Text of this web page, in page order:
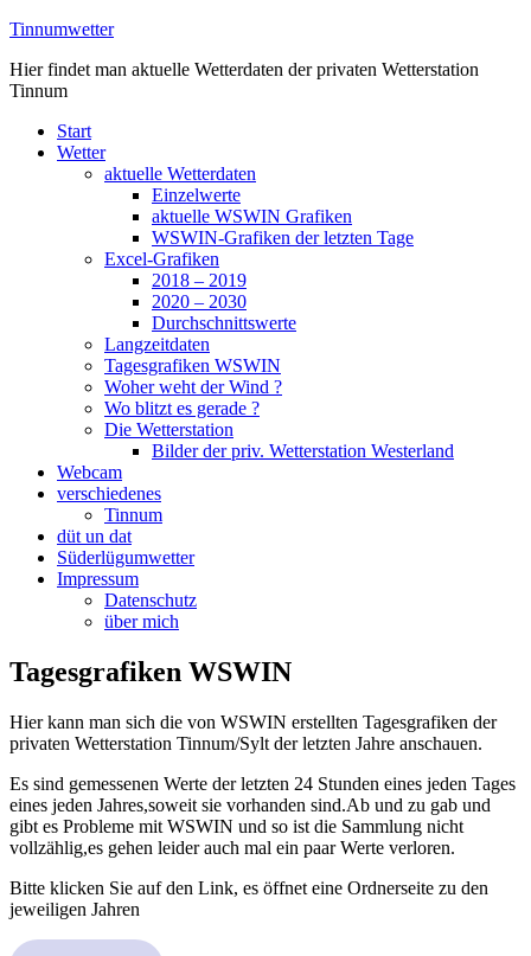
Zum
springen
Tinnumwetter
Hier findet man aktuelle Wetterdaten der privaten Wetterstation
Tinnum
Start
Wetter
aktuelle Wetterdaten
Einzelwerte
aktuelle WSWIN Grafiken
WSWIN-Grafiken der letzten Tage
Excel-Grafiken
2018 – 2019
2020 – 2030
Durchschnittswerte
Langzeitdaten
Tagesgrafiken WSWIN
Woher weht der Wind ?
Wo blitzt es gerade ?
Die Wetterstation
Bilder der priv. Wetterstation Westerland
Webcam
verschiedenes
Tinnum
düt un dat
Süderlügumwetter
Impressum
Datenschutz
über mich
Tagesgrafiken WSWIN
Hier kann man sich die von WSWIN erstellten Tagesgrafiken der
privaten Wetterstation Tinnum/Sylt der letzten Jahre anschauen.
Es sind gemessenen Werte der letzten 24 Stunden eines jeden Tages
eines jeden Jahres,soweit sie vorhanden sind.Ab und zu gab und
gibt es Probleme mit WSWIN und so ist die Sammlung nicht
vollzählig,es gehen leider auch mal ein paar Werte verloren.
Bitte klicken Sie auf den Link, es öffnet eine Ordnerseite zu den
jeweiligen Jahren